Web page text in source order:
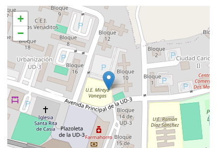
+
−